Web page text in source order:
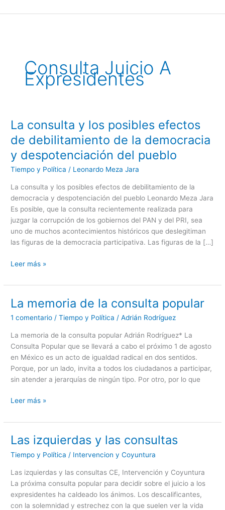
al
Consulta Juicio A
Expresidentes
La consulta y los posibles efectos
de debilitamiento de la democracia
y despotenciación del pueblo
Tiempo y Política / Leonardo Meza Jara
La consulta y los posibles efectos de debilitamiento de la
democracia y despotenciación del pueblo Leonardo Meza Jara
Es posible, que la consulta recientemente realizada para
juzgar la corrupción de los gobiernos del PAN y del PRI, sea
uno de muchos acontecimientos históricos que deslegitiman
las figuras de la democracia participativa. Las figuras de la […]
La
consulta
y
los
posibles
de
debilitamiento
de
la
democracia
y
del
Leer más »
La memoria de la consulta popular
1 comentario /Tiempo y Política /Adrián Rodríguez
La memoria de la consulta popular Adrián Rodríguez* La
Consulta Popular que se llevará a cabo el próximo 1 de agosto
en México es un acto de igualdad radical en dos sentidos.
Porque, por un lado, invita a todos los ciudadanos a participar,
sin atender a jerarquías de ningún tipo. Por otro, por lo que
La
de
la
consulta
popular
Leer más »
Las izquierdas y las consultas
Tiempo y Política / Intervencion y Coyuntura
Las izquierdas y las consultas CE, Intervención y Coyuntura
La próxima consulta popular para decidir sobre el juicio a los
expresidentes ha caldeado los ánimos. Los descalificantes,
con la solemnidad y estrechez con la que suelen ver la vida
Las
y
las
consultas